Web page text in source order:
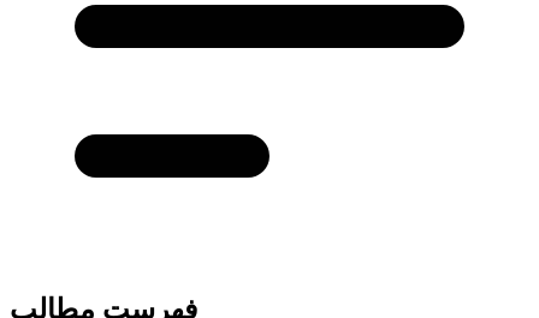
فهرست مطالب